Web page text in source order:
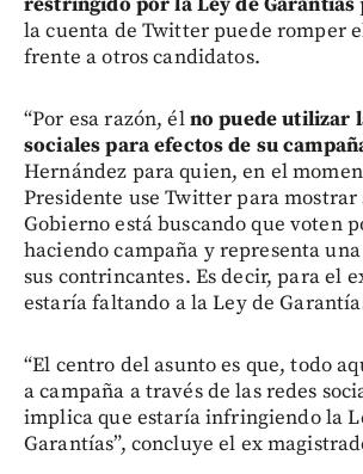
la cuenta de Twitter puede romper
frente a otros candidatos.
“Por esa razón, élno puede utilizar
sociales para efectos de su
Hernández para quien, en el
Presidente use Twitter para mostrar
Gobierno está buscando que voten
haciendo campaña y representa
sus contrincantes. Es decir, para el
estaría faltando a la Ley de
“El centro del asunto es que, todo
a campaña a través de las redes
implica que estaría infringiendo la
Garantías”, concluye el ex